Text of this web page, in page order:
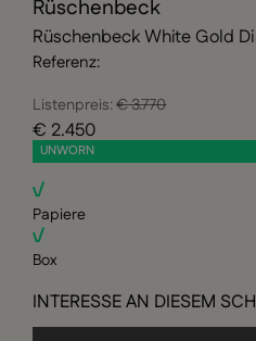
Rüschenbeck
Rüschenbeck White Gold
Referenz:
Listenpreis:€ 3.770
€ 2.450
UNWORN
Papiere
Box
INTERESSE AN DIESEM